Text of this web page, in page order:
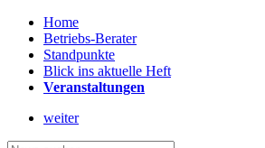
Home
Betriebs-Berater
Standpunkte
Blick ins aktuelle Heft
Veranstaltungen
weiter